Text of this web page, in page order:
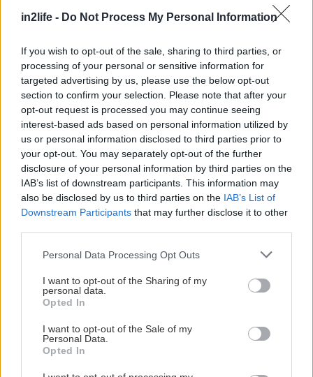
in2life - Do Not Process My Personal Information
If you wish to opt-out of the sale, sharing to third parties, or
processing of your personal or sensitive information for
targeted advertising by us, please use the below opt-out
section to confirm your selection. Please note that after your
opt-out request is processed you may continue seeing
interest-based ads based on personal information utilized by
us or personal information disclosed to third parties prior to
your opt-out. You may separately opt-out of the further
disclosure of your personal information by third parties on the
IAB’s list of downstream participants. This information may
also be disclosed by us to third parties on the IAB’s List of
Downstream Participants that may further disclose it to other
Please note that this website/app uses one or more Google
not limited to your visit or usage behaviour. You may click to
grant or deny consent to Google and its third-party tags to
use your data for below specified purposes in below Google
consent section.
Personal Data Processing Opt Outs
I want to opt-out of the Sharing of my
personal data.
Opted In
I want to opt-out of the Sale of my
Personal Data.
Opted In
Αναζήτηση
για...